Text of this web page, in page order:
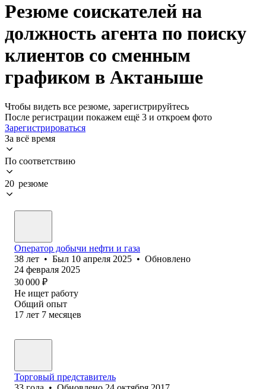
Резюме соискателей на
должность агента по поиску
клиентов со сменным
графиком в Актаныше
Чтобы видеть все резюме, зарегистрируйтесь
После регистрации покажем ещё 3 и откроем фото
Зарегистрироваться
За всё время
По соответствию
20 резюме
Оператор добычи нефти и газа
38 лет • Был 10 апреля 2025 • Обновлено
24 февраля 2025
30 000 ₽
Не ищет работу
Общий опыт
17 лет 7 месяцев
Торговый представитель